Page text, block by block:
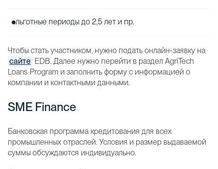
льготные периоды до 2,5 лет и пр.
Чтобы стать участником, нужно подать онлайн-заявку на
сайте EDB. Далее нужно перейти в раздел AgriTech
Loans Program и заполнить форму с информацией о
компании и контактными данными.
SME Finance
Банковская программа кредитования для всех
промышленных отраслей. Условия и размер выдаваемой
суммы обсуждаются индивидуально.